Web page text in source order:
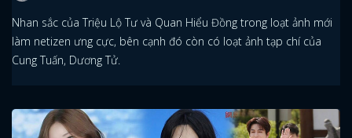
Nhan sắc của Triệu Lộ Tư và Quan Hiểu Đồng trong loạt ảnh mới
làm netizen ưng cực, bên cạnh đó còn có loạt ảnh tạp chí của
Cung Tuấn, Dương Tử.